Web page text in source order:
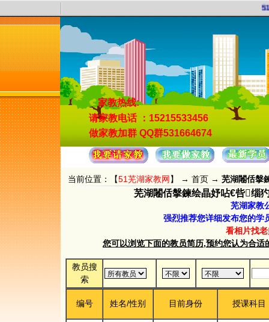
51
家教热线:
请家教电话 ：15215533456
做家教加群 QQ群531664674
当前位置：【51芜湖家教网】 → 首页 → 芜湖闂佸搫
芜湖闂佸搫鍊绘晶妤呫€呰缁
芜湖家教
强烈推荐您详细发布您的学
看相片找
您可以浏览下面的教员简历,预约您认为合
教员搜
索
编号 姓名/性别 目前身份 授课科目